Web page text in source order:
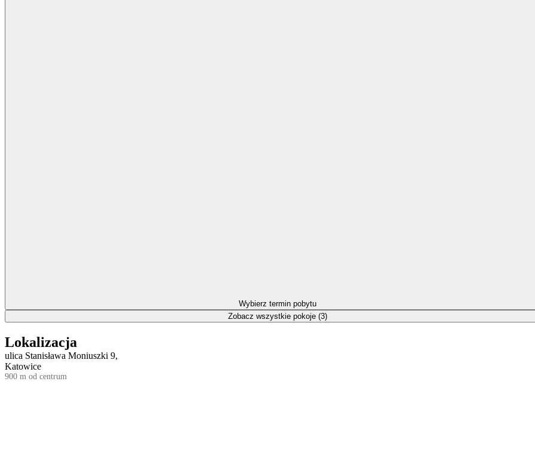
Lokalizacja
ulica Stanisława Moniuszki 9,
Katowice
900 m od centrum
Wybierz termin pobytu
Zobacz wszystkie pokoje (3)